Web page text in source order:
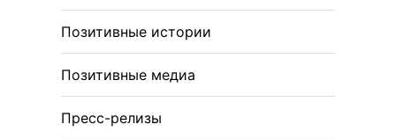
Позитивные истории
Позитивные медиа
Пресс-релизы